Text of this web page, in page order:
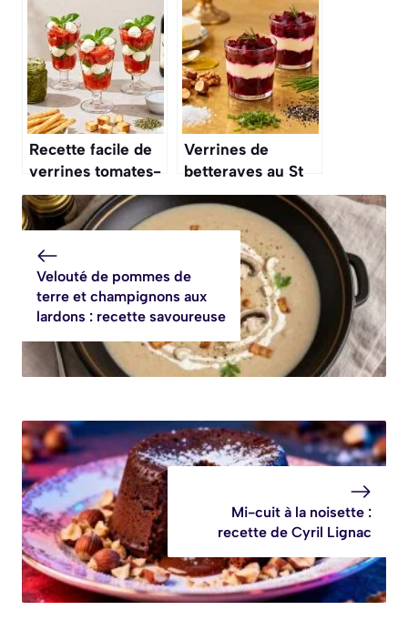
recette
gourmande
gourmande et
facile
Recette facile de
verrines tomates-
mozzarella
Verrines de
betteraves au St
Môret light :
recette légère et
savoureuse
Velouté de pommes de
terre et champignons aux
lardons : recette savoureuse
Mi-cuit à la noisette :
recette de Cyril Lignac